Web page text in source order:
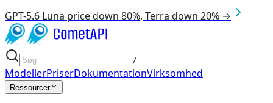
GPT-5.6 Luna price down 80%, Terra down 20% →
/
ModellerPriserDokumentationVirksomhed
Ressourcer